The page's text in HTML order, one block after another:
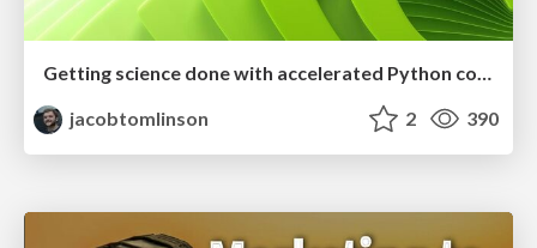
Getting science done with accelerated Python computing platforms
jacobtomlinson
2 390